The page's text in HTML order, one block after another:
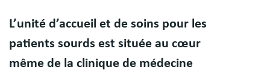
Résumé
L’unité d’accueil et de soins pour les
patients sourds est située au cœur
même de la clinique de médecine